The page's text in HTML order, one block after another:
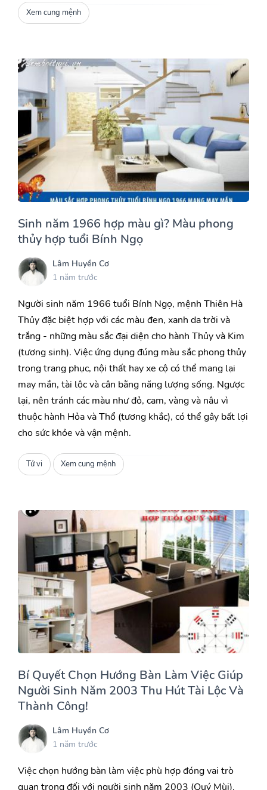
Xem cung mệnh
Sinh năm 1966 hợp màu gì? Màu phong
thủy hợp tuổi Bính Ngọ
Lâm Huyền Cơ
1 năm trước
Người sinh năm 1966 tuổi Bính Ngọ, mệnh Thiên Hà
Thủy đặc biệt hợp với các màu đen, xanh da trời và
trắng - những màu sắc đại diện cho hành Thủy và Kim
(tương sinh). Việc ứng dụng đúng màu sắc phong thủy
trong trang phục, nội thất hay xe cộ có thể mang lại
may mắn, tài lộc và cân bằng năng lượng sống. Ngược
lại, nên tránh các màu như đỏ, cam, vàng và nâu vì
thuộc hành Hỏa và Thổ (tương khắc), có thể gây bất lợi
cho sức khỏe và vận mệnh.
Tử vi Xem cung mệnh
Bí Quyết Chọn Hướng Bàn Làm Việc Giúp
Người Sinh Năm 2003 Thu Hút Tài Lộc Và
Thành Công!
Lâm Huyền Cơ
1 năm trước
Việc chọn hướng bàn làm việc phù hợp đóng vai trò
quan trọng đối với người sinh năm 2003 (Quý Mùi).